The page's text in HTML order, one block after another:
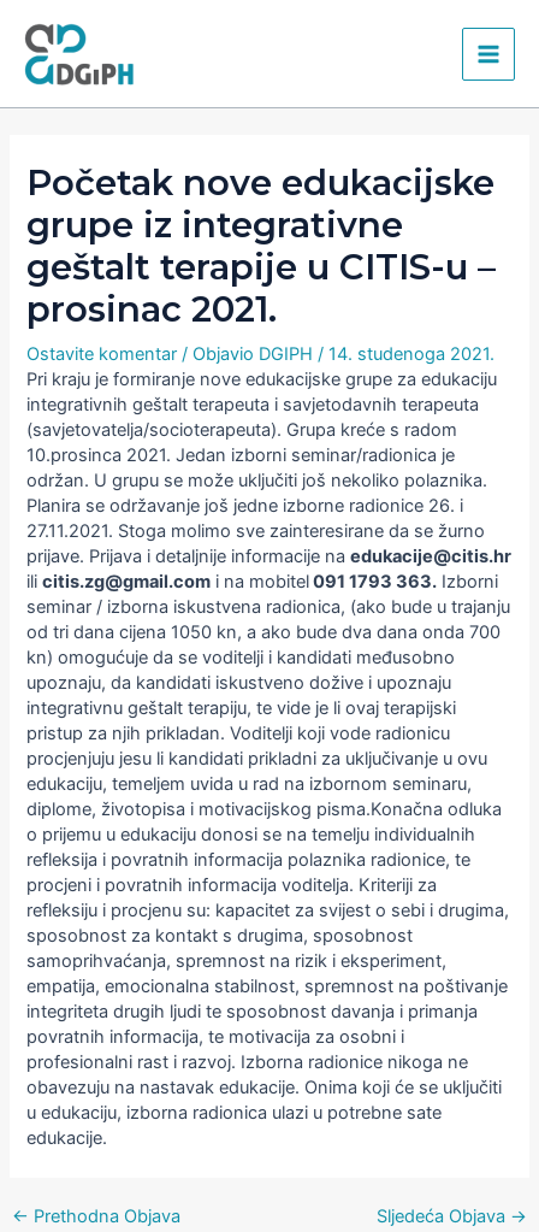
content
Main
Početak nove edukacijske
grupe iz integrativne
geštalt terapije u CITIS-u –
prosinac 2021.
Ostavite komentar / Objavio DGIPH/14. studenoga 2021.
Pri kraju je formiranje nove edukacijske grupe za edukaciju
integrativnih geštalt terapeuta i savjetodavnih terapeuta
(savjetovatelja/socioterapeuta). Grupa kreće s radom
10.prosinca 2021. Jedan izborni seminar/radionica je
održan. U grupu se može uključiti još nekoliko polaznika.
Planira se održavanje još jedne izborne radionice 26. i
27.11.2021. Stoga molimo sve zainteresirane da se žurno
prijave. Prijava i detaljnije informacije naedukacije@citis.hr
ilicitis.zg@gmail.com i na mobitel091 1793 363. Izborni
seminar / izborna iskustvena radionica, (ako bude u trajanju
od tri dana cijena 1050 kn, a ako bude dva dana onda 700
kn) omogućuje da se voditelji i kandidati međusobno
upoznaju, da kandidati iskustveno dožive i upoznaju
integrativnu geštalt terapiju, te vide je li ovaj terapijski
pristup za njih prikladan. Voditelji koji vode radionicu
procjenjuju jesu li kandidati prikladni za uključivanje u ovu
edukaciju, temeljem uvida u rad na izbornom seminaru,
diplome, životopisa i motivacijskog pisma.Konačna odluka
o prijemu u edukaciju donosi se na temelju individualnih
refleksija i povratnih informacija polaznika radionice, te
procjeni i povratnih informacija voditelja. Kriteriji za
refleksiju i procjenu su: kapacitet za svijest o sebi i drugima,
sposobnost za kontakt s drugima, sposobnost
samoprihvaćanja, spremnost na rizik i eksperiment,
empatija, emocionalna stabilnost, spremnost na poštivanje
integriteta drugih ljudi te sposobnost davanja i primanja
povratnih informacija, te motivacija za osobni i
profesionalni rast i razvoj. Izborna radionice nikoga ne
obavezuju na nastavak edukacije. Onima koji će se uključiti
u edukaciju, izborna radionica ulazi u potrebne sate
edukacije.
← Prethodna Objava Sljedeća Objava →